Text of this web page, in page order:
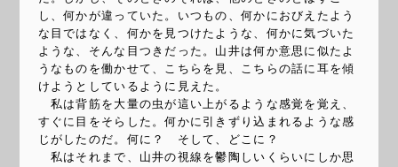
し、何かが違っていた。いつもの、何かにおびえたよう
な目ではなく、何かを見つけたような、何かに気づいた
ような、そんな目つきだった。山井は何か意思に似たよ
うなものを働かせて、こちらを見、こちらの話に耳を傾
けようとしているように見えた。
私は背筋を大量の虫が這い上がるような感覚を覚え、
すぐに目をそらした。何かに引きずり込まれるような感
じがしたのだ。何に？ そして、どこに？
私はそれまで、山井の視線を鬱陶しいくらいにしか思